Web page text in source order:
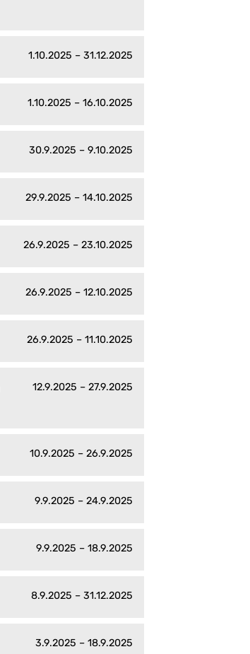
1.10.2025 – 31.12.2025
1.10.2025 – 16.10.2025
30.9.2025 – 9.10.2025
29.9.2025 – 14.10.2025
26.9.2025 – 23.10.2025
26.9.2025 – 12.10.2025
26.9.2025 – 11.10.2025
12.9.2025 – 27.9.2025
10.9.2025 – 26.9.2025
9.9.2025 – 24.9.2025
9.9.2025 – 18.9.2025
8.9.2025 – 31.12.2025
3.9.2025 – 18.9.2025